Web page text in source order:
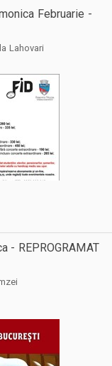
Februarie -
Lahovari
- REPROGRAMAT